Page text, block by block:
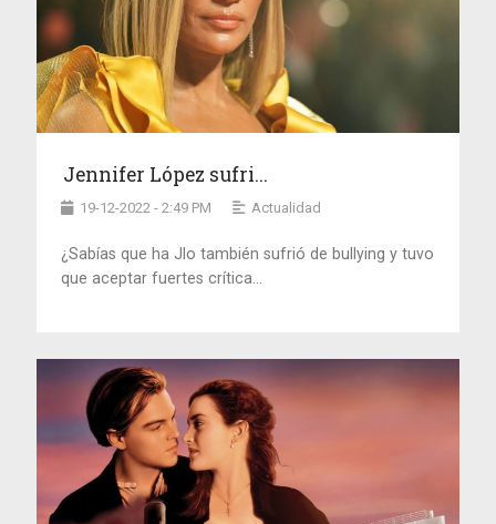
Jennifer López sufri...
19-12-2022 - 2:49 PM Actualidad
¿Sabías que ha Jlo también sufrió de bullying y tuvo
que aceptar fuertes crítica...